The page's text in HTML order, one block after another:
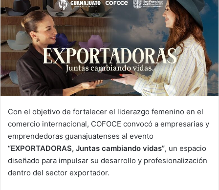
Con el objetivo de fortalecer el liderazgo femenino en el
comercio internacional, COFOCE convocó a empresarias y
emprendedoras guanajuatenses al evento
“EXPORTADORAS, Juntas cambiando vidas”, un espacio
diseñado para impulsar su desarrollo y profesionalización
dentro del sector exportador.